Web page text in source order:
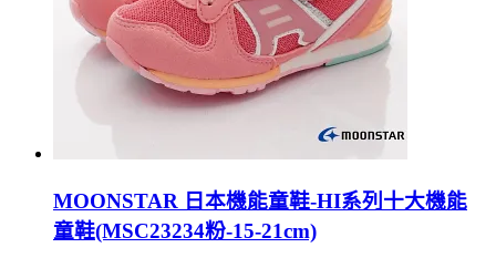
MOONSTAR 日本機能童鞋-HI系列十大機能
童鞋(MSC23234粉-15-21cm)